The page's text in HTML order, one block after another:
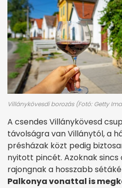
Villánykövesdi borozás (Fotó: Getty
A csendes Villánykövesd
távolságra van Villánytól, a
présházak közt pedig
nyitott pincét. Azoknak sincs
rajongnak a hosszabb
Palkonya vonattal is